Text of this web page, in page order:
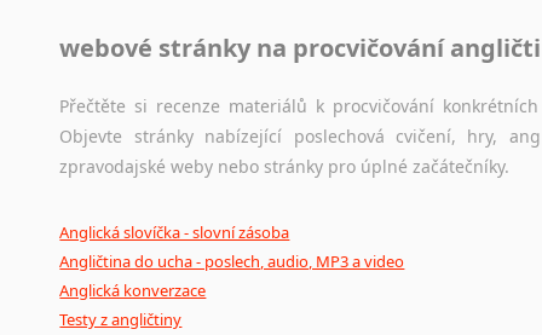
webové stránky na procvičování
Přečtěte si recenze materiálů k procvičování
Objevte stránky nabízející poslechová cvičení, hry,
zpravodajské weby nebo stránky pro úplné začátečníky.
Anglická slovíčka - slovní zásoba
Angličtina do ucha - poslech, audio, MP3 a video
Anglická konverzace
Testy z angličtiny